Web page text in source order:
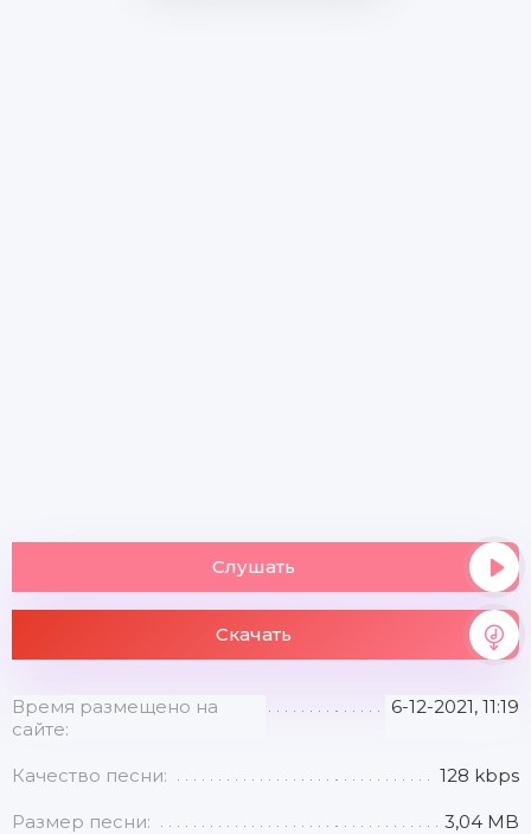
Слушать
Скачать
Время размещено на
сайте:
6-12-2021, 11:19
Качество песни: 128 kbps
Размер песни: 3,04 MB